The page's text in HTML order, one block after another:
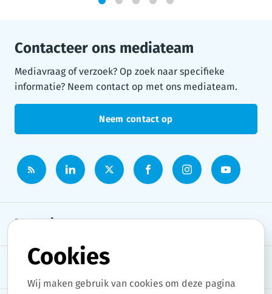
Contacteer ons mediateam
Mediavraag of verzoek? Op zoek naar specifieke
informatie? Neem contact op met ons mediateam.
Neem contact op
Persruimte
Onderwerpen
Cookies
Wij maken gebruik van cookies om deze pagina